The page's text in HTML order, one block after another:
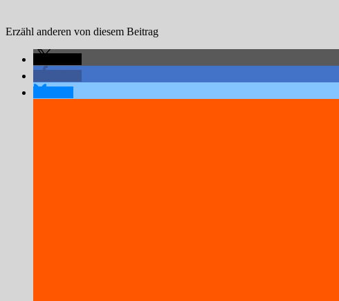
Erzähl anderen von diesem Beitrag